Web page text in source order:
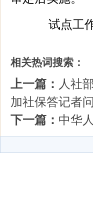
试点工作
相关热词搜索：
上一篇： 人社
加社保答记者问
下一篇： 中华